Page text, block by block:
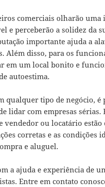
comerciais olharão
e perceberão a solidez da
importante ajuda a
Além disso, para os
em um local bonito e
autoestima.
qualquer tipo de negócio, é
lidar com empresas sérias.
vendedor ou locatário estão
corretas e as condições
e aluguel.
a ajuda e experiência de
Entre em contato